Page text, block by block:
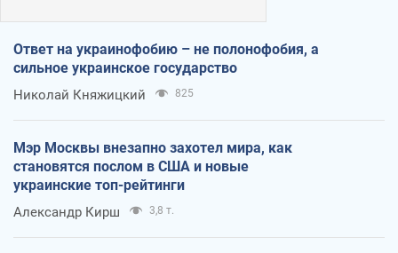
Ответ на украинофобию – не полонофобия, а
сильное украинское государство
Николай Княжицкий 825
Мэр Москвы внезапно захотел мира, как
становятся послом в США и новые
украинские топ-рейтинги
Александр Кирш 3,8 т.